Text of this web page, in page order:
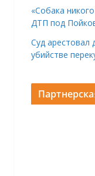
«Собака
ДТП под
Суд арестовал
убийстве